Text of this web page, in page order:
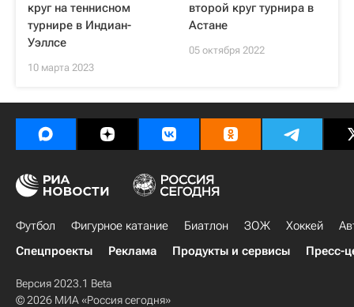
круг на теннисном
турнире в Индиан-
Уэллсе
10 марта 2023
второй круг турнира в
Астане
05 октября 2022
Футбол Фигурное катание Биатлон ЗОЖ Хоккей
Спецпроекты
Реклама Продукты и сервисы Пресс-
Версия 2023.1 Beta
© 2026 МИА «Россия сегодня»